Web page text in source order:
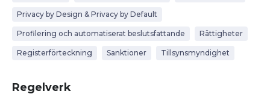
Privacy by Design & Privacy by Default
Profilering och automatiserat beslutsfattande Rättigheter
Registerförteckning Sanktioner Tillsynsmyndighet
Regelverk